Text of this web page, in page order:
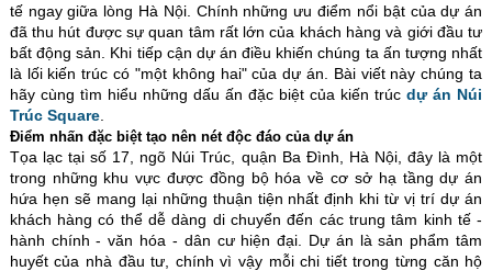
tế ngay giữa lòng Hà Nội. Chính những ưu điểm nổi bật của dự án
đã thu hút được sự quan tâm rất lớn của khách hàng và giới đầu tư
bất động sản. Khi tiếp cận dự án điều khiến chúng ta ấn tượng nhất
là lối kiến trúc có "một không hai" của dự án. Bài viết này chúng ta
hãy cùng tìm hiểu những dấu ấn đặc biệt của kiến trúcdự án Núi
Trúc Square.
Điểm nhấn đặc biệt tạo nên nét độc đáo của dự án
Tọa lạc tại số 17, ngõ Núi Trúc, quận Ba Đình, Hà Nội, đây là một
trong những khu vực được đồng bộ hóa về cơ sở hạ tầng dự án
hứa hẹn sẽ mang lại những thuận tiện nhất định khi từ vị trí dự án
khách hàng có thể dễ dàng di chuyển đến các trung tâm kinh tế -
hành chính - văn hóa - dân cư hiện đại. Dự án là sản phẩm tâm
huyết của nhà đầu tư, chính vì vậy mỗi chi tiết trong từng căn hộ